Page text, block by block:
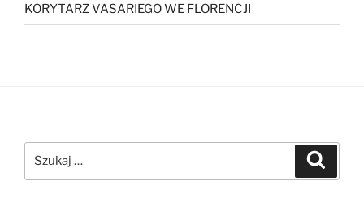
KORYTARZ VASARIEGO WE FLORENCJI